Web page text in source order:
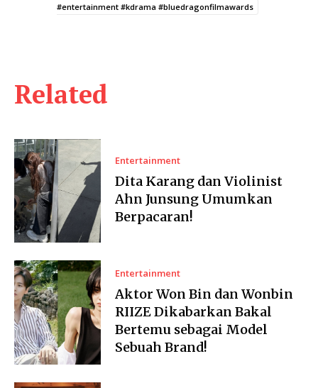
#entertainment #kdrama #bluedragonfilmawards
Related
Entertainment
Dita Karang dan Violinist
Ahn Junsung Umumkan
Berpacaran!
Entertainment
Aktor Won Bin dan Wonbin
RIIZE Dikabarkan Bakal
Bertemu sebagai Model
Sebuah Brand!